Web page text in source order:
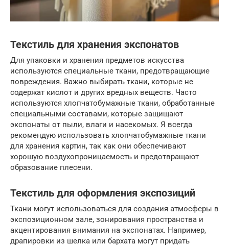
Текстиль для хранения экспонатов
Для упаковки и хранения предметов искусства
используются специальные ткани, предотвращающие
повреждения. Важно выбирать ткани, которые не
содержат кислот и других вредных веществ. Часто
используются хлопчатобумажные ткани, обработанные
специальными составами, которые защищают
экспонаты от пыли, влаги и насекомых. Я всегда
рекомендую использовать хлопчатобумажные ткани
для хранения картин, так как они обеспечивают
хорошую воздухопроницаемость и предотвращают
образование плесени.
Текстиль для оформления экспозиций
Ткани могут использоваться для создания атмосферы в
экспозиционном зале, зонирования пространства и
акцентирования внимания на экспонатах. Например,
драпировки из шелка или бархата могут придать